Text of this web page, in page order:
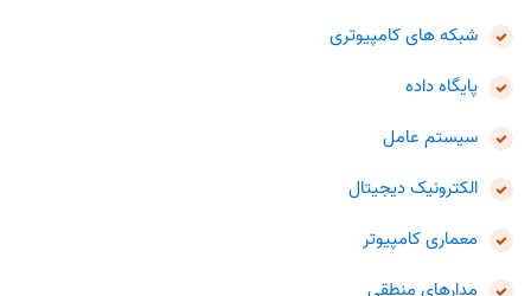
شبکه های کامپیوتری
پایگاه داده
سیستم عامل
الکترونیک دیجیتال
معماری کامپیوتر
مدارهای منطقی